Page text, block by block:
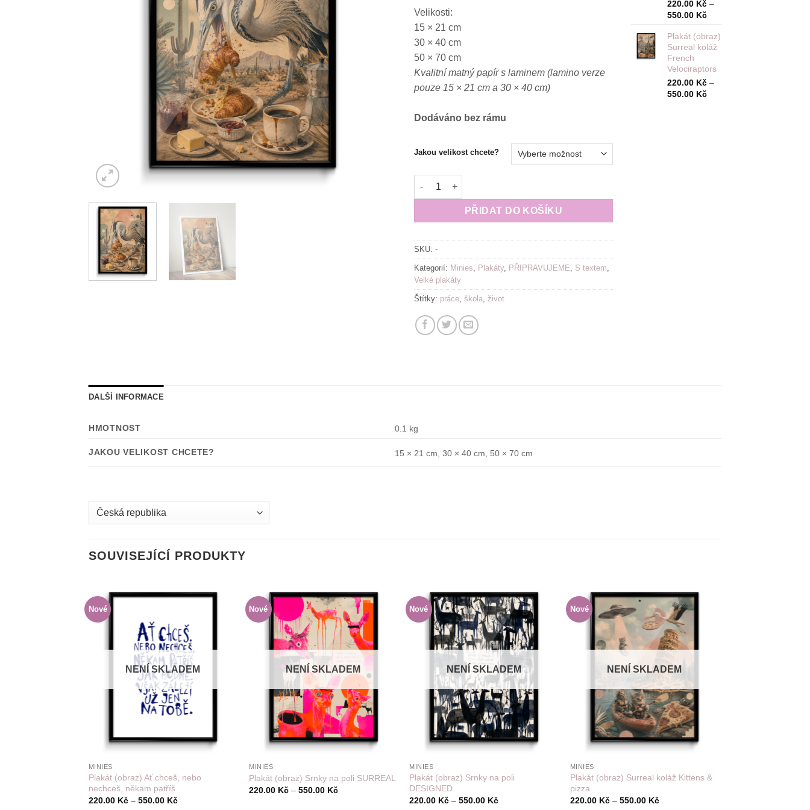
Velikosti:
15 × 21 cm
30 × 40 cm
50 × 70 cm
Kvalitní matný papír s laminem (lamino verze
pouze 15 × 21 cm a 30 × 40 cm)
Dodáváno bez rámu
Jakou velikost chcete?
Plakát (obraz) Surreal VOLAVKA & CROISSANT množství
PŘIDAT DO KOŠÍKU
SKU: -
Kategorií: Minies Plakáty, PŘIPRAVUJEME S textem
Velké plakáty
Štítky: práce škola život
220.00 Kč –
550.00 KčRozpětí
220.00 Kč
až
Plakát (obraz)
Surreal koláž
French
Velociraptors
220.00 Kč –
550.00 KčRozpětí
DALŠÍ INFORMACE
HMOTNOST 0.1 kg
JAKOU VELIKOST CHCETE? 15 × 21 cm, 30 × 40 cm, 50 × 70 cm
Country
SOUVISEJÍCÍ PRODUKTY
Nové
NENÍ SKLADEM
MINIES
Plakát (obraz) Ať chceš, nebo
nechceš, někam patříš
220.00 Kč – 550.00 KčRozpětí
Nové
Do
seznamu
NENÍ SKLADEM
MINIES
Plakát (obraz) Srnky na poli SURREAL
220.00 Kč – 550.00 KčRozpětí
Nové
Do
seznamu
přání
NENÍ SKLADEM
MINIES
Plakát (obraz) Srnky na poli
DESIGNED
220.00 Kč – 550.00 KčRozpětí
Nové
Do
seznamu
NENÍ SKLADEM
MINIES
Plakát (obraz) Surreal koláž Kittens &
pizza
220.00 Kč – 550.00 KčRozpětí